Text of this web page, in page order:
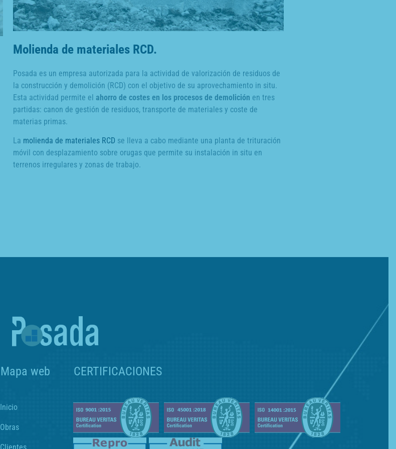
Molienda de materiales RCD.
Posada es un empresa autorizada para la actividad de valorización de residuos de
la construcción y demolición (RCD) con el objetivo de su aprovechamiento in situ.
Esta actividad permite el ahorro de costes en los procesos de demolición en tres
partidas: canon de gestión de residuos, transporte de materiales y coste de
materias primas.
La molienda de materiales RCD se lleva a cabo mediante una planta de trituración
móvil con desplazamiento sobre orugas que permite su instalación in situ en
terrenos irregulares y zonas de trabajo.
Mapa web
Inicio
Obras
Clientes
CERTIFICACIONES